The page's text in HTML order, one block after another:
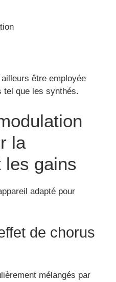
ailleurs être employée
tel que les synthés.
la
les gains
adapté pour
de chorus
mélangés par